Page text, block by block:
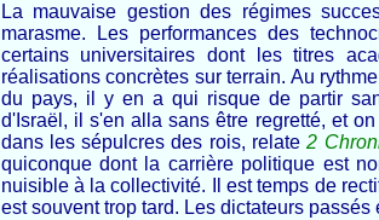
La mauvaise gestion des régimes
marasme. Les performances des
certains universitaires dont les titres
réalisations concrètes sur terrain. Au
du pays, il y en a qui risque de partir
d'Israël, il s'en alla sans être regretté, et
dans les sépulcres des rois, relate2
quiconque dont la carrière politique est
nuisible à la collectivité. Il est temps de
est souvent trop tard. Les dictateurs